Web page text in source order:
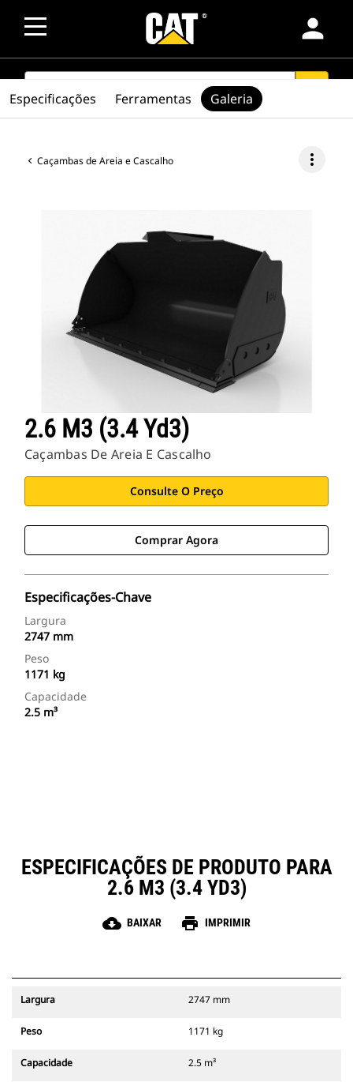
person
SEARCH
Caçambas de Areia e Cascalho more_vert
2.6 M3 (3.4 Yd3)
Caçambas De Areia E Cascalho
Consulte O Preço
Comprar Agora
Especificações-Chave
Largura
2747 mm
Peso
1171 kg
Capacidade
2.5 m³
Especificações Ferramentas Galeria
ESPECIFICAÇÕES DE PRODUTO PARA
2.6 M3 (3.4 YD3)
cloud_download BAIXAR print IMPRIMIR
Largura 2747 mm
Peso 1171 kg
Capacidade 2.5 m³